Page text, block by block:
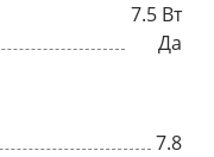
7.5 Вт
Да
7.8